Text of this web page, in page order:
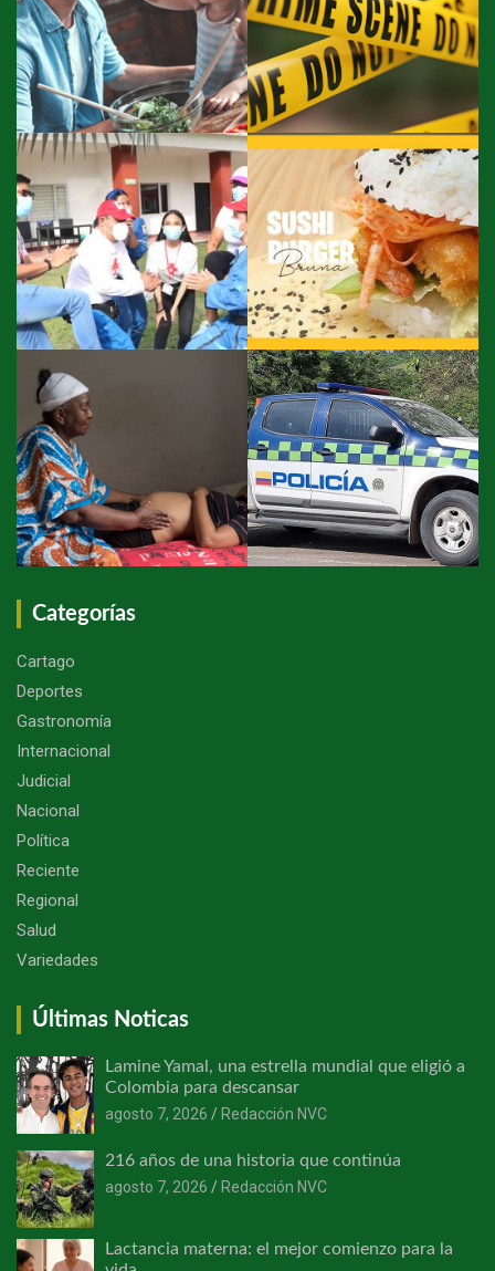
Categorías
Cartago
Deportes
Gastronomía
Internacional
Judicial
Nacional
Política
Reciente
Regional
Salud
Variedades
Últimas Noticas
Lamine Yamal, una estrella mundial que eligió a
Colombia para descansar
agosto 7, 2026
Redacción NVC
216 años de una historia que continúa
agosto 7, 2026
Redacción NVC
Lactancia materna: el mejor comienzo para la